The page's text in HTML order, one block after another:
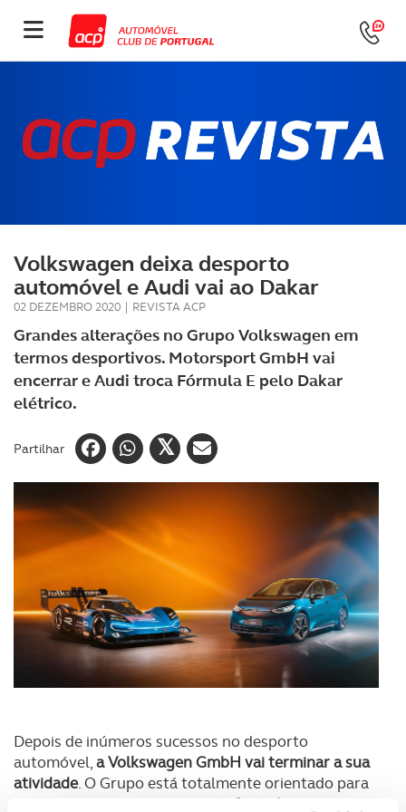
Volkswagen deixa desporto
automóvel e Audi vai ao Dakar
02 DEZEMBRO 2020 | REVISTA ACP
Grandes alterações no Grupo Volkswagen em
termos desportivos. Motorsport GmbH vai
encerrar e Audi troca Fórmula E pelo Dakar
elétrico.
Partilhar
Depois de inúmeros sucessos no desporto
automóvel,a Volkswagen GmbH vai terminar a sua
atividade. O Grupo está totalmente orientado para
aposta forte é agora na